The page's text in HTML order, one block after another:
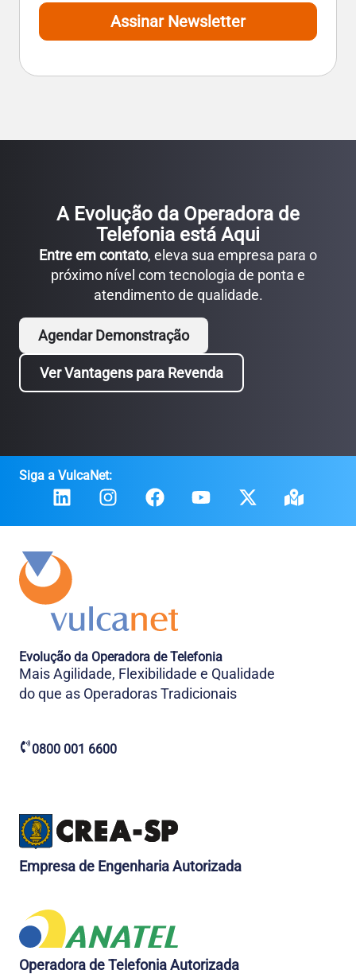
Assinar Newsletter
A Evolução da Operadora de
Telefonia está Aqui
Entre em contato, eleva sua empresa para o
próximo nível com tecnologia de ponta e
atendimento de qualidade.
Agendar Demonstração
Ver Vantagens para Revenda
Siga a VulcaNet:
Evolução da Operadora de Telefonia
Mais Agilidade, Flexibilidade e Qualidade
do que as Operadoras Tradicionais
0800 001 6600
Empresa de Engenharia Autorizada
Operadora de Telefonia Autorizada